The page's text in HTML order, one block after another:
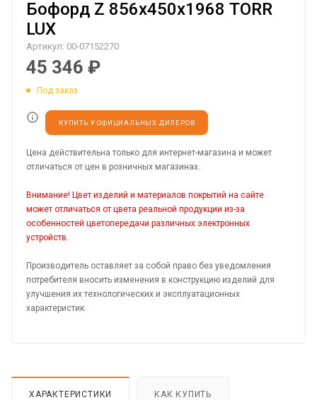
Бофорд Z 856х450х1968 TORR
LUX
Артикул: 00-07152270
45 346 ₽
Под заказ
КУПИТЬ У ОФИЦИАЛЬНЫХ ДИЛЕРОВ
Цена действительна только для интернет-магазина и может
отличаться от цен в розничных магазинах.
Внимание! Цвет изделий и материалов покрытий на сайте
может отличаться от цвета реальной продукции из-за
особенностей цветопередачи различных электронных
устройств.
Производитель оставляет за собой право без уведомления
потребителя вносить изменения в конструкцию изделий для
улучшения их технологических и эксплуатационных
характеристик.
ХАРАКТЕРИСТИКИ КАК КУПИТЬ